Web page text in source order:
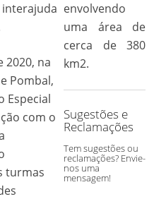
2020, na
Pombal,
Especial
com o
turmas
envolvendo
uma área de
cerca de 380
km2.
Sugestões e
Reclamações
Tem sugestões ou
reclamações? Envie-
nos uma
mensagem!